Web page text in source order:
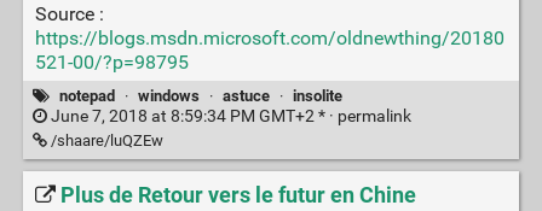
Source :
https://blogs.msdn.microsoft.com/oldnewthing/20180
521-00/?p=98795
notepad · windows · astuce · insolite
June 7, 2018 at 8:59:34 PM GMT+2 * · permalink
/shaare/luQZEw
Plus de Retour vers le futur en Chine